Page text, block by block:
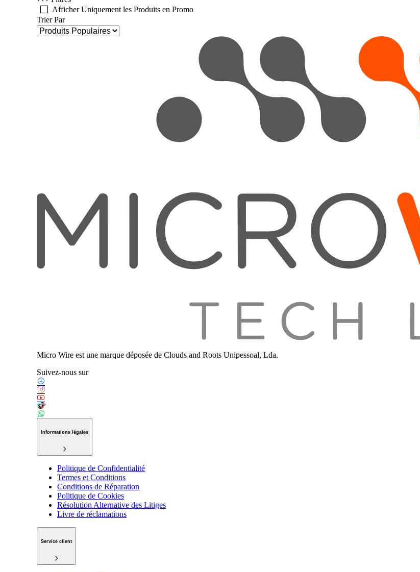
Afficher Uniquement les Produits en Promo
Trier Par
Micro Wire est une marque déposée de Clouds and Roots Unipessoal, Lda.
Suivez-nous sur
Informations légales
Politique de Confidentialité
Termes et Conditions
Conditions de Réparation
Politique de Cookies
Résolution Alternative des Litiges
Livre de réclamations
Service client